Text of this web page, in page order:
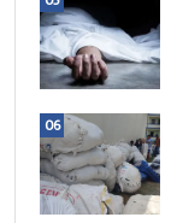
06